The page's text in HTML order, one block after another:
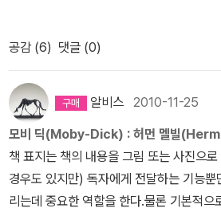
경우에는 회사명이나 상품명이 뜻하지 않
다.이름의 중요성은 '사람 운명은 이름 따
고, 그래서인지 한때 '이름 함부로 짓지 말
했는데, 지금은 운명론보다 그냥 우스갯소
물론 한국뿐만 아니라 외국에서도 성기나
자녀 이름으로 못 쓰게 하는 법령이 있는
지켜야 하겠지만.사회적으로 용인되는 이
않은 경우도 있는데, 대표적인 것이 <모비
남아 지난 일을 회상하는 형식으로 구성
상 최고의 명작으로 꼽힌다.집착과 복수심
쟁과 파멸을 그린 『모비 딕』은 뛰어난 상
주의 문학의 최고봉이라는 평가를 받는다.
모비 딕을 찾아 헤매는 미친 선장 에이하브
타벅, 순수한 영혼을 가진 식인종 퀴퀘그
더십, 권력, 노동, 환경 등 인간 사회의 여러
은 새로운 스토리텔링 방식과 작품 구조,
인적으로는 영화의 엔딩이 더 비극적이아
다.주니어 레니 일행들을 보며 '파리대왕'에
가 나도 이 책을 읽어야지..하는 생각이 들
치 읽은 기분이 드는책. 하지만 아직도 읽
책중에 하나네요.왜, 이책에 대해서는 안나
이 책의 영향을 안 받는 SF작가는 없는것
읽을어야할 책 목록에 꼭 올려야할듯.셰익
등장할줄 몰랐네요.'어떤 이들은 위대함을
공감 (6) 댓글 (0)
알비스 2010-11-25
모비 딕(Moby-Dick) : 허먼 멜빌
책 표지는 책의 내용을 그림 또는 사진으
경우도 있지만) 독자에게 전달하는 기능
리는데 중요한 역할을 한다.물론 기본적으